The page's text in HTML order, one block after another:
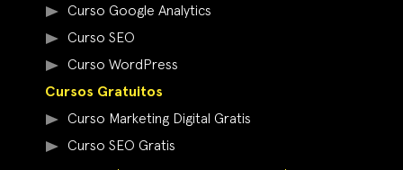
Curso Google Analytics
Curso SEO
Curso WordPress
Cursos Gratuitos
Curso Marketing Digital Gratis
Curso SEO Gratis